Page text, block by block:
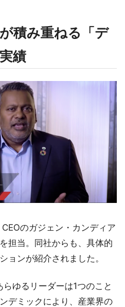
積み重ねる「デ
績
のガジェン・カンディア
担当。同社からも、具体的
ョンが紹介されました。
らゆるリーダーは1つのこと
デミックにより、産業界の